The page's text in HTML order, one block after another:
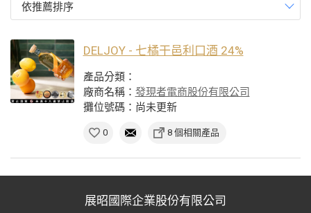
依推薦排序
DELJOY - 七橘干邑利口酒 24%
產品分類：
廠商名稱： 發現者電商股份有限公司
攤位號碼：尚未更新
0 8 個相關產品
展昭國際企業股份有限公司